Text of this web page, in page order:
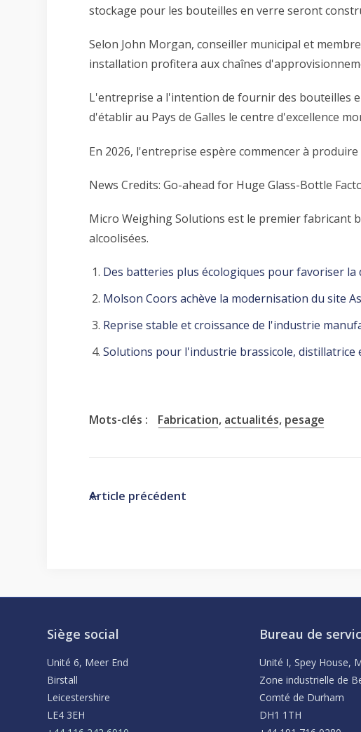
stockage pour les bouteilles en verre seront
Selon John Morgan, conseiller municipal et
installation profitera aux chaînes
L'entreprise a l'intention de fournir des bouteilles
d'établir au Pays de Galles le centre d'excellence
En 2026, l'entreprise espère commencer à
News Credits:Go-ahead for Huge Glass-Bottle
Micro Weighing Solutions est le premier fabricant
alcoolisées.
Des batteries plus écologiques pour favoriser
Molson Coors achève la modernisation du site
Reprise stable et croissance de l'industrie
Solutions pour l'industrie brassicole, distillatrice
Mots-clés : Fabrication, actualités, pesage
Article précédent
Siège social
Unité 6, Meer End
Birstall
Leicestershire
LE4 3EH
Bureau de
Unité I, Spey House,
Zone industrielle de
Comté de Durham
DH1 1TH